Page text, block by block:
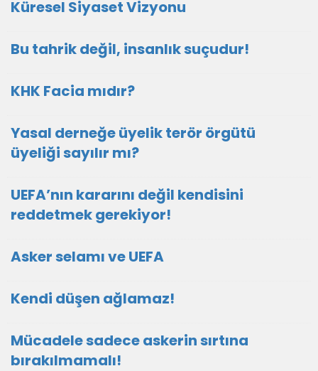
Küresel Siyaset Vizyonu
Bu tahrik değil, insanlık suçudur!
KHK Facia mıdır?
Yasal derneğe üyelik terör örgütü
üyeliği sayılır mı?
UEFA’nın kararını değil kendisini
reddetmek gerekiyor!
Asker selamı ve UEFA
Kendi düşen ağlamaz!
Mücadele sadece askerin sırtına
bırakılmamalı!